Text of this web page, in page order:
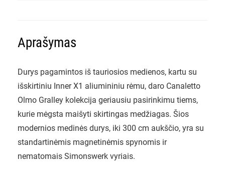
Aprašymas
Durys pagamintos iš tauriosios medienos, kartu su
išskirtiniu Inner X1 aliumininiu rėmu, daro Canaletto
Olmo Gralley kolekcija geriausiu pasirinkimu tiems,
kurie mėgsta maišyti skirtingas medžiagas. Šios
modernios medinės durys, iki 300 cm aukščio, yra su
standartinėmis magnetinėmis spynomis ir
nematomais Simonswerk vyriais.